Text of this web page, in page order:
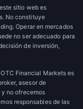
sitio web es
No constituye
Operar en mercados
no ser adecuado para
de inversión,
Financial Markets es
asesor de
no ofrecemos
responsables de las